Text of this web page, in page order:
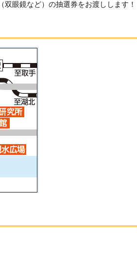
眼鏡など）の抽選券をお渡しします！